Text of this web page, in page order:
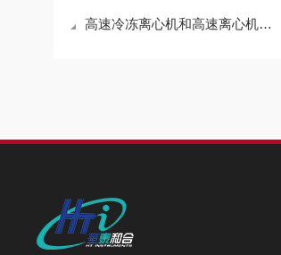
高速冷冻离心机和高速离心机的区别